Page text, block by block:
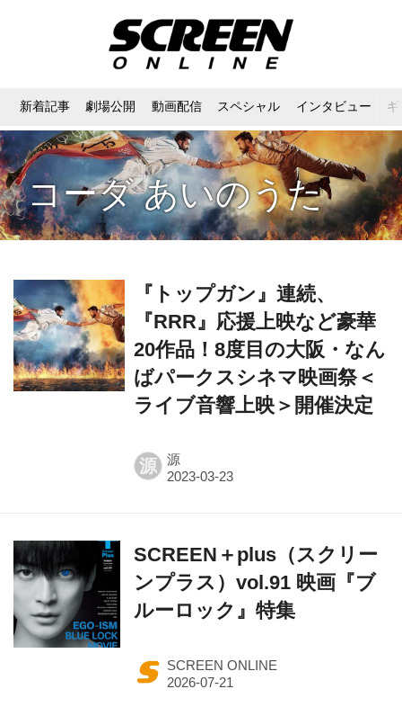
新着記事 劇場公開 動画配信 スペシャル インタビュー
コーダ あいのうた
『トップガン』連続、
『RRR』応援上映など豪華
20作品！8度目の大阪・なん
ばパークスシネマ映画祭＜
ライブ音響上映＞開催決定
源 源
SCREEN＋plus（スクリー
ンプラス）vol.91 映画『ブ
ルーロック』特集
SCREEN ONLINE